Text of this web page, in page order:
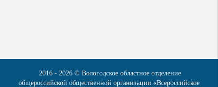
2016 - 2026 © Вологодское областное отделение
общероссийской общественной организации «Всероссийское